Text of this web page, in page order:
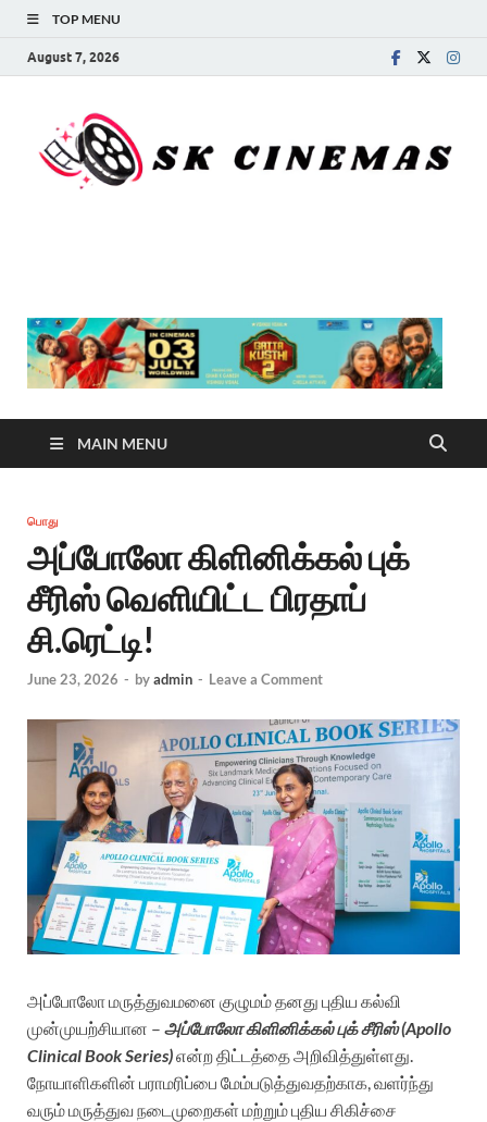
TOP MENU
August 7, 2026
MAIN MENU
பொது
அப்போலோ கிளினிக்கல் புக்
சீரிஸ் வெளியிட்ட பிரதாப்
சி.ரெட்டி!
June 23, 2026 - byadmin - Leave a Comment
அப்போலோ மருத்துவமனை குழுமம் தனது புதிய கல்வி
முன்முயற்சியான – அப்போலோ கிளினிக்கல் புக் சீரிஸ் (Apollo
Clinical Book Series)என்ற திட்டத்தை அறிவித்துள்ளது.
நோயாளிகளின் பராமரிப்பை மேம்படுத்துவதற்காக, வளர்ந்து
வரும் மருத்துவ நடைமுறைகள் மற்றும் புதிய சிகிச்சை